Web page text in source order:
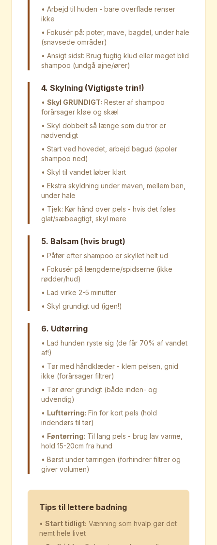
• Arbejd til huden - bare overflade renser
ikke
• Fokusér på: poter, mave, bagdel, under hale
(snavsede områder)
• Ansigt sidst: Brug fugtig klud eller meget blid
shampoo (undgå øjne/ører)
4. Skylning (Vigtigste trin!)
• Skyl GRUNDIGT: Rester af shampoo
forårsager kløe og skæl
• Skyl dobbelt så længe som du tror er
nødvendigt
• Start ved hovedet, arbejd bagud (spoler
shampoo ned)
• Skyl til vandet løber klart
• Ekstra skyldning under maven, mellem ben,
under hale
• Tjek: Kør hånd over pels - hvis det føles
glat/sæbeagtigt, skyl mere
5. Balsam (hvis brugt)
• Påfør efter shampoo er skyllet helt ud
• Fokusér på længderne/spidserne (ikke
rødder/hud)
• Lad virke 2-5 minutter
• Skyl grundigt ud (igen!)
6. Udtørring
• Lad hunden ryste sig (de får 70% af vandet
af!)
• Tør med håndklæder - klem pelsen, gnid
ikke (forårsager filtrer)
• Tør ører grundigt (både inden- og
udvendig)
• Lufttørring: Fin for kort pels (hold
indendørs til tør)
• Føntørring: Til lang pels - brug lav varme,
hold 15-20cm fra hund
• Børst under tørringen (forhindrer filtrer og
giver volumen)
Tips til lettere badning
• Start tidligt: Vænning som hvalp gør det
nemt hele livet